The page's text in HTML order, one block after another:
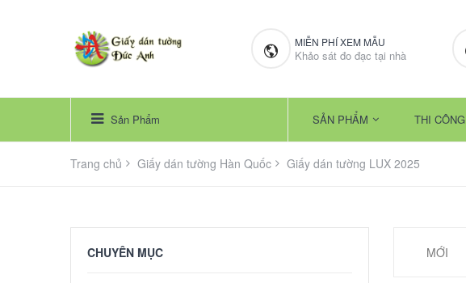
MIỄN PHÍ XEM MẪU
Khảo sát đo đạc tại nhà
Sản Phẩm SẢN PHẨM THI CÔNG
Trang chủ Giấy dán tường Hàn Quốc Giấy dán tường LUX 2025
CHUYÊN MỤC MỚI